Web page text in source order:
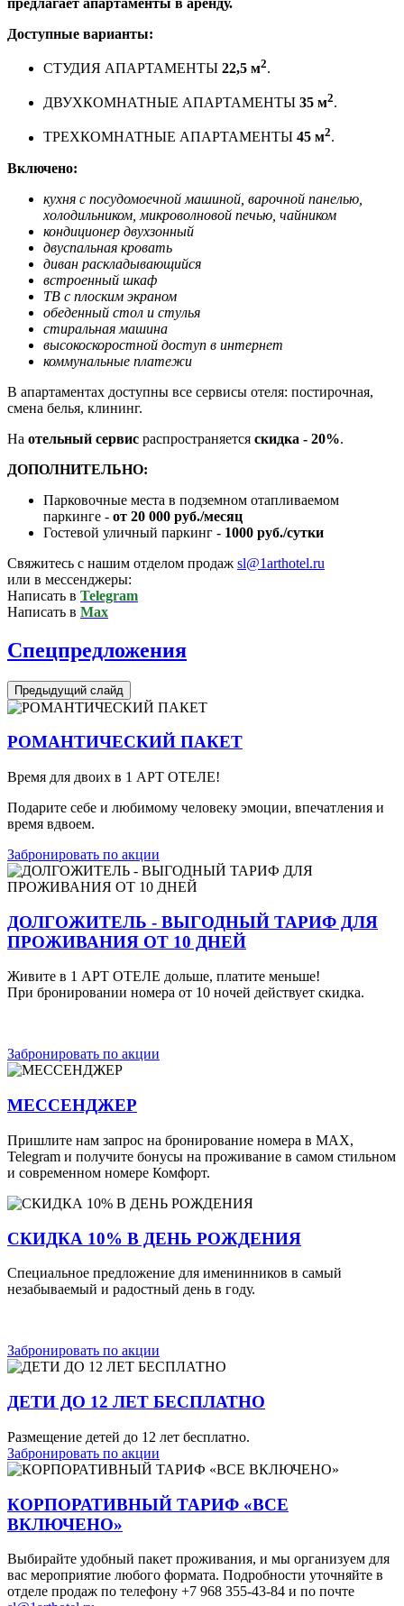
Доступные варианты:
СТУДИЯ АПАРТАМЕНТЫ 22,5 м2.
ДВУХКОМНАТНЫЕ АПАРТАМЕНТЫ 35 м2.
ТРЕХКОМНАТНЫЕ АПАРТАМЕНТЫ 45 м2.
Включено:
кухня с посудомоечной машиной, варочной панелью,
холодильником, микроволновой печью, чайником
кондиционер двухзонный
двуспальная кровать
диван раскладывающийся
встроенный шкаф
ТВ с плоским экраном
обеденный стол и стулья
стиральная машина
высокоскоростной доступ в интернет
коммунальные платежи
В апартаментах доступны все сервисы отеля: постирочная,
смена белья, клининг.
На отельный сервис распространяется скидка - 20%.
ДОПОЛНИТЕЛЬНО:
Парковочные места в подземном отапливаемом
паркинге - от 20 000 руб./месяц
Гостевой уличный паркинг - 1000 руб./сутки
Свяжитесь с нашим отделом продаж sl@1arthotel.ru
или в мессенджеры:
Написать в Telegram
Написать в Max
Спецпредложения
Предыдущий слайд
РОМАНТИЧЕСКИЙ ПАКЕТ
Время для двоих в 1 АРТ ОТЕЛЕ!
Подарите себе и любимому человеку эмоции, впечатления и
время вдвоем.
Забронировать по акции
ДОЛГОЖИТЕЛЬ - ВЫГОДНЫЙ ТАРИФ ДЛЯ
ПРОЖИВАНИЯ ОТ 10 ДНЕЙ
Живите в 1 АРТ ОТЕЛE дольше, платите меньше!
При бронировании номера от 10 ночей действует скидка.
Забронировать по акции
МЕССЕНДЖЕР
Пришлите нам запрос на бронирование номера в MAX,
Telegram и получите бонусы на проживание в самом стильном
и современном номере Комфорт.
СКИДКА 10% В ДЕНЬ РОЖДЕНИЯ
Специальное предложение для именинников в самый
незабываемый и радостный день в году.
Забронировать по акции
ДЕТИ ДО 12 ЛЕТ БЕСПЛАТНО
Размещение детей до 12 лет бесплатно.
Забронировать по акции
КОРПОРАТИВНЫЙ ТАРИФ «ВСЕ
ВКЛЮЧЕНО»
Выбирайте удобный пакет проживания, и мы организуем для
вас мероприятие любого формата. Подробности уточняйте в
отделе продаж по телефону +7 968 355-43-84 и по почте